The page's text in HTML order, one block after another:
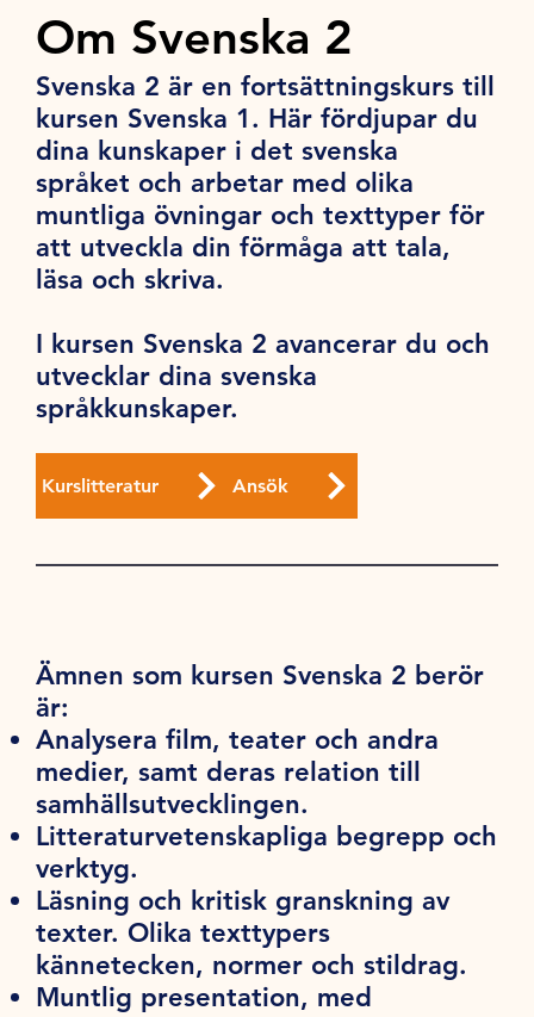
Om Svenska 2
Svenska 2 är en fortsättningskurs till
kursen Svenska 1. Här fördjupar du
dina kunskaper i det svenska
språket och arbetar med olika
muntliga övningar och texttyper för
att utveckla din förmåga att tala,
läsa och skriva.
I kursen Svenska 2 avancerar du och
utvecklar dina svenska
språkkunskaper.
Kurslitteratur Ansök
Ämnen som kursen Svenska 2 berör
är:
Analysera film, teater och andra
medier, samt deras relation till
samhällsutvecklingen.
Litteraturvetenskapliga begrepp och
verktyg.
Läsning och kritisk granskning av
texter. Olika texttypers
kännetecken, normer och stildrag.
Muntlig presentation, med